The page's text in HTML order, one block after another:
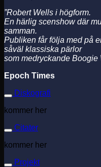
”Robert Wells i högform.
En härlig scenshow där
samman.
Publiken får följa med på
såväl klassiska pärlor
som medryckande Boogie
Epoch Times
Diskografi
kommer her
Citater
kommer her
Projekt